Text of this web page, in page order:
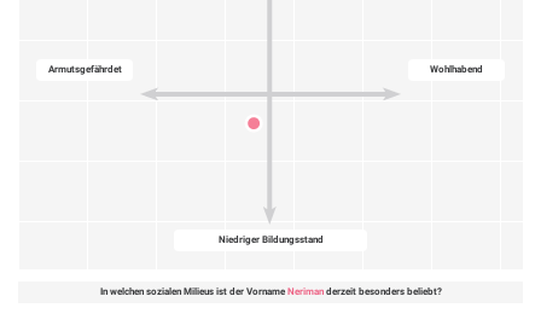
Wohlhabend
Niedriger Bildungsstand
Armutsgefährdet
In welchen sozialen Milieus ist der Vorname Nerimanderzeit besonders beliebt?